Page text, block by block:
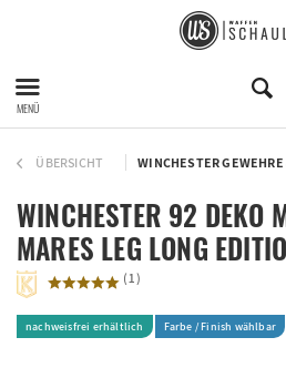
MENÜ
ÜBERSICHT WINCHESTER
WINCHESTER 92 DEKO
MARES LEG LONG
(1)
nachweisfrei erhältlich Farbe / Finish wählbar